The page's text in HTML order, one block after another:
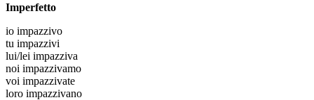
Imperfetto
io impazzivo
tu impazzivi
lui/lei impazziva
noi impazzivamo
voi impazzivate
loro impazzivano